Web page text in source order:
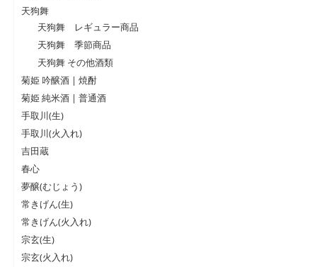
天狗舞
天狗舞 レギュラー商品
天狗舞 季節商品
天狗舞 その他酒類
菊姫 吟醸酒 | 焼酎
菊姫 純米酒 | 普通酒
手取川(生)
手取川(火入れ)
吉田蔵
春心
夢醸(むじょう)
常きげん(生)
常きげん(火入れ)
宗玄(生)
宗玄(火入れ)